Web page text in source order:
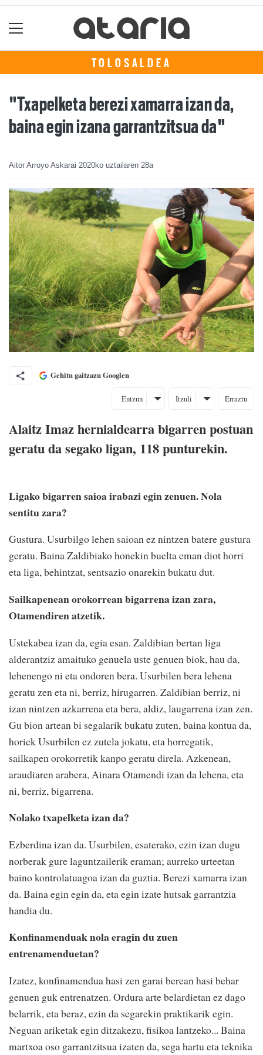
TOLOSALDEA
"Txapelketa berezi xamarra izan da,
baina egin izana garrantzitsua da"
Aitor Arroyo Askarai 2020ko uztailaren 28a
Gehitu gaitzazu Googlen
Entzun Itzuli Erraztu
Alaitz Imaz hernialdearra bigarren postuan
geratu da segako ligan, 118 punturekin.
Ligako bigarren saioa irabazi egin zenuen. Nola
sentitu zara?
Gustura. Usurbilgo lehen saioan ez nintzen batere gustura
geratu. Baina Zaldibiako honekin buelta eman diot horri
eta liga, behintzat, sentsazio onarekin bukatu dut.
Sailkapenean orokorrean bigarrena izan zara,
Otamendiren atzetik.
Ustekabea izan da, egia esan. Zaldibian bertan liga
alderantziz amaituko genuela uste genuen biok, hau da,
lehenengo ni eta ondoren bera. Usurbilen bera lehena
geratu zen eta ni, berriz, hirugarren. Zaldibian berriz, ni
izan nintzen azkarrena eta bera, aldiz, laugarrena izan zen.
Gu bion artean bi segalarik bukatu zuten, baina kontua da,
horiek Usurbilen ez zutela jokatu, eta horregatik,
sailkapen orokorretik kanpo geratu direla. Azkenean,
araudiaren arabera, Ainara Otamendi izan da lehena, eta
ni, berriz, bigarrena.
Nolako txapelketa izan da?
Ezberdina izan da. Usurbilen, esaterako, ezin izan dugu
norberak gure laguntzailerik eraman; aurreko urteetan
baino kontrolatuagoa izan da guztia. Berezi xamarra izan
da. Baina egin egin da, eta egin izate hutsak garrantzia
handia du.
Konfinamenduak nola eragin du zuen
entrenamenduetan?
Izatez, konfinamendua hasi zen garai berean hasi behar
genuen guk entrenatzen. Ordura arte belardietan ez dago
belarrik, eta beraz, ezin da segarekin praktikarik egin.
Neguan ariketak egin ditzakezu, fisikoa lantzeko... Baina
martxoa oso garrantzitsua izaten da, sega hartu eta teknika